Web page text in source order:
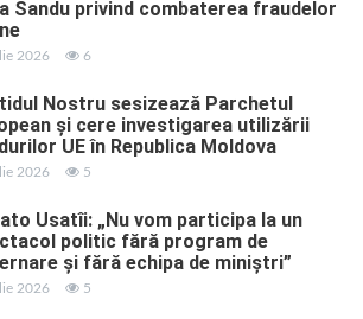
Sandu privind combaterea fraudelor
2026 6
Nostru sesizează Parchetul
și cere investigarea utilizării
UE în Republica Moldova
2026 5
Usatîi: „Nu vom participa la un
politic fără program de
și fără echipa de miniștri”
2026 5